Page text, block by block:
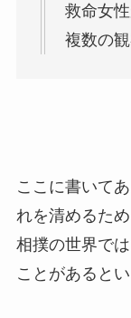
救命女
複数の
ここに書いて
れを清めるため
相撲の世界で
ことがあるとい